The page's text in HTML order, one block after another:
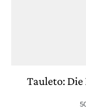
Tauleto: Die